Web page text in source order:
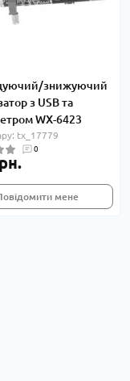
знижуючий
з USB та
WX-6423
tx_17779
0
мене